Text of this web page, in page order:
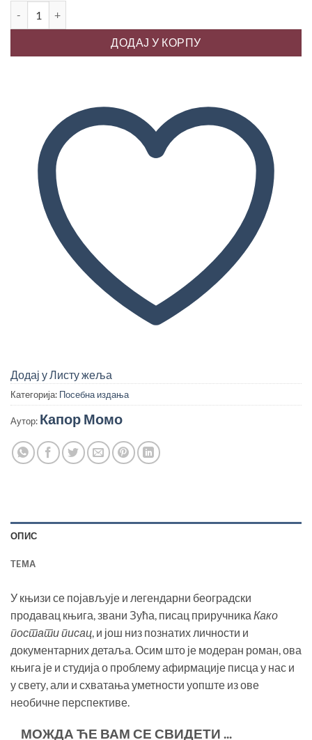
ДОДАЈ У КОРПУ
Додај у Листу жеља
Категорија: Посебна издања
Аутор: Капор Момо
ОПИС
TEМА
У књизи се појављује и легендарни београдски
продавац књига, звани Зућа, писац приручника Како
постати писац, и још низ познатих личности и
документарних детаља. Осим што је модеран роман, ова
књига је и студија о проблему афирмације писца у нас и
у свету, али и схватања уметности уопште из ове
необичне перспективе.
МОЖДА ЋЕ ВАМ СЕ СВИДЕТИ ...